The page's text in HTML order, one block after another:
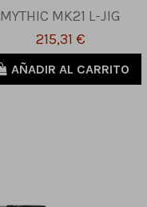
MYTHIC MK21 L-JIG
215,31 €
AÑADIR AL CARRITO